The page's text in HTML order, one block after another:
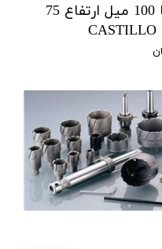
مته گردبر TCT از قطر 12 تا 100 میل ارتفاع 75